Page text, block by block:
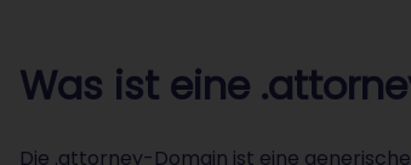
Was ist eine
Die .attorney-Domain ist eine